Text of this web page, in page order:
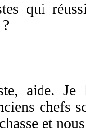
qui
aide.
chefs
et